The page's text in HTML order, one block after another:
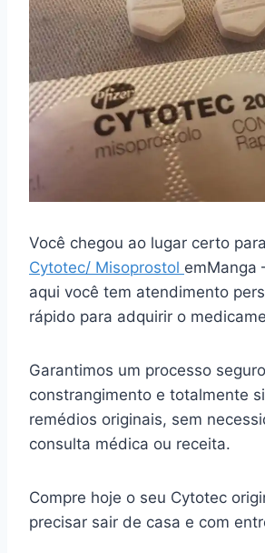
Você chegou ao lugar certo para
Cytotec/ Misoprostol emManga
aqui você tem atendimento
rápido para adquirir o
Garantimos um processo
constrangimento e totalmente
remédios originais, sem
consulta médica ou receita.
Compre hoje o seu Cytotec
precisar sair de casa e com